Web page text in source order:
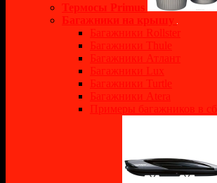
Термосы Primus
Багажники на крышу
Багажники Rollster
Багажники Thule
Багажники Атлант
Багажники Lux
Багажники Turtle
Багажники Atera
Примеры багажников в сб